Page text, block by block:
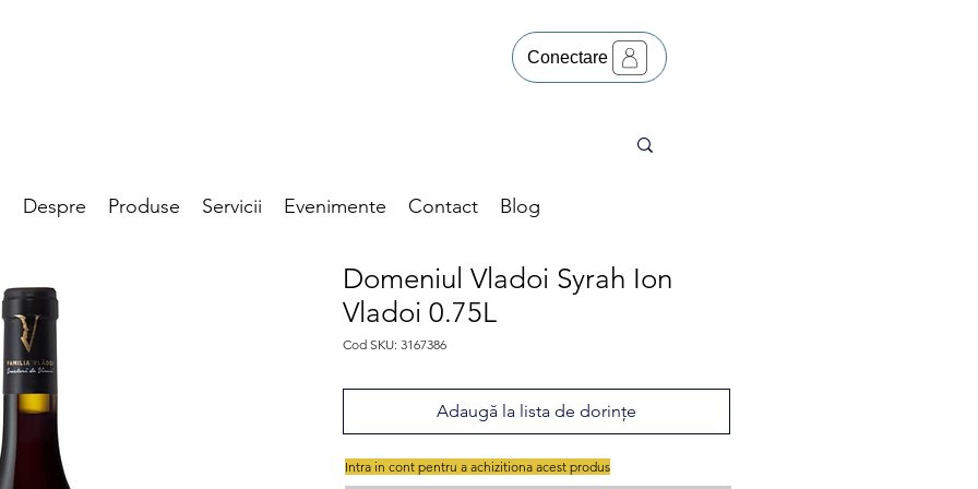
Conectare
Despre Produse Servicii Evenimente Contact Blog
Domeniul Vladoi Syrah Ion
Vladoi 0.75L
Cod SKU: 3167386
Adaugă la lista de dorințe
Intra in cont pentru a achizitiona acest produs